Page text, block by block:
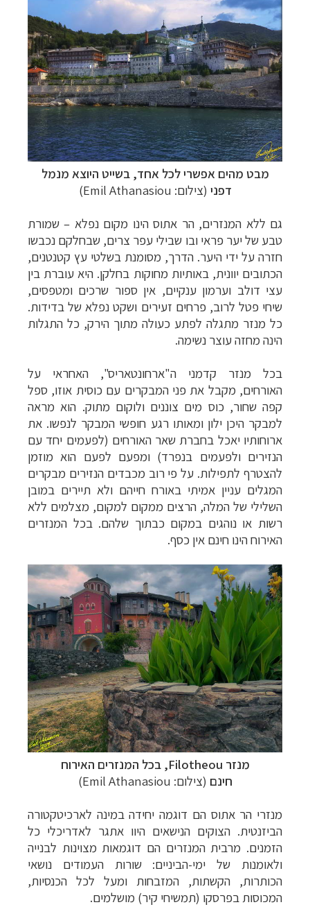
מבט מהים אפשרי לכל אחד, בשייט היוצא מנמל
דפני (צילום: Emil Athanasiou
)
גם ללא המנזרים, הר אתוס הינו מקום נפלא –שמורת
טבע של יער פראי ובו שבילי עפר צרים, שבחלקם נכבשו
חזרה על ידי היער. הדרך, מסומנת בשלטי עץ קטנטנים,
הכתובים יוונית, באותיות מחוקות בחלקן. היא עוברת בין
עצי דולב וערמון ענקיים, אין ספור שרכים ומטפסים,
שיחי פטל לרוב, פרחים זעירים ושקט נפלא של בדידות.
כל מנזר מתגלה לפתע כעולה מתוך הירק, כל התגלות
הינה מחזה עוצר נשימה.
בכל מנזר קדמני ה"ארחונטאריס", האחראי על
האורחים, מקבל את פני המבקרים עם כוסית אוזו, ספל
קפה שחור, כוס מים צוננים ולוקום מתוק. הוא מראה
למבקר היכן ילון ומאותו רגע חופשי המבקר לנפשו. את
ארוחותיו יאכל בחברת שאר האורחים (לפעמים יחד עם
הנזירים ולפעמים בנפרד) ומפעם לפעם הוא מוזמן
להצטרף לתפילות. על פי רוב מכבדים הנזירים מבקרים
המגלים עניין אמיתי באורח חייהם ולא תיירים במובן
השלילי של המלה, הרצים ממקום למקום, מצלמים ללא
רשות או נוהגים במקום כבתוך שלהם. בכל המנזרים
האירוח הינו חינם אין כסף.
מנזר Filotheou
,בכל המנזרים האירוח
חינם (צילום: Emil Athanasiou
)
מנזרי הר אתוס הם דוגמה יחידה במינה לארכיטקטורה
הביזנטית. הצוקים הנישאים היוו אתגר לאדריכלי כל
הזמנים. מרבית המנזרים הם דוגמאות מצוינות לבנייה
ולאומנות של ימי-הביניים: שורות העמודים נושאי
הכותרות, הקשתות, המזבחות ומעל לכל הכנסיות,
המכוסות בפרסקו (תמשיחי קיר) מושלמים.